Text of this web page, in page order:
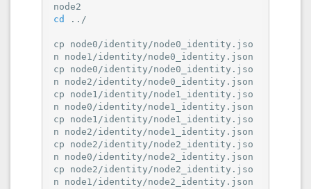
cd
../
cp node0/identity/node0_identity.jso
n node1/identity/node0_identity.json
cp node0/identity/node0_identity.jso
n node2/identity/node0_identity.json
cp node1/identity/node1_identity.jso
n node0/identity/node1_identity.json
cp node1/identity/node1_identity.jso
n node2/identity/node1_identity.json
cp node2/identity/node2_identity.jso
n node0/identity/node2_identity.json
cp node2/identity/node2_identity.jso
n node1/identity/node2_identity.json